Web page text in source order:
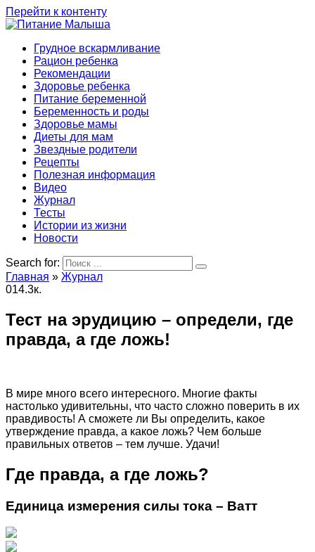
Перейти к контенту
Грудное вскармливание
Рацион ребенка
Рекомендации
Здоровье ребенка
Питание беременной
Беременность и роды
Здоровье мамы
Диеты для мам
Звездные родители
Рецепты
Полезная информация
Видео
Журнал
Тесты
Истории из жизни
Новости
Search for:
Главная » Журнал
014.3к.
Тест на эрудицию – определи, где
правда, а где ложь!
В мире много всего интересного. Многие факты
настолько удивительны, что часто сложно поверить в их
правдивость! А сможете ли Вы определить, какое
утверждение правда, а какое ложь? Чем больше
правильных ответов – тем лучше. Удачи!
Где правда, а где ложь?
Единица измерения силы тока – Ватт